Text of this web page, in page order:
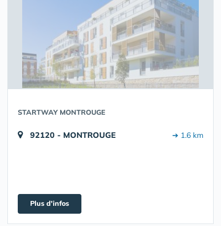
STARTWAY MONTROUGE
92120 - MONTROUGE ➔ 1.6 km
Plus d'infos